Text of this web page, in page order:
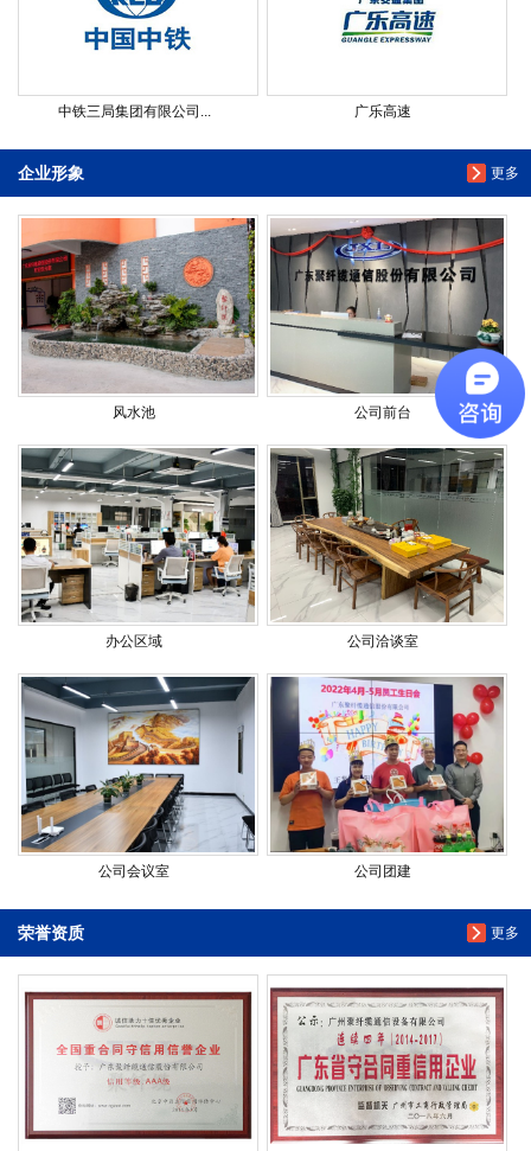
中铁三局集团有限公司... 广乐高速
更多
企业形象
风水池 公司前台
办公区域 公司洽谈室
公司会议室 公司团建
更多
荣誉资质